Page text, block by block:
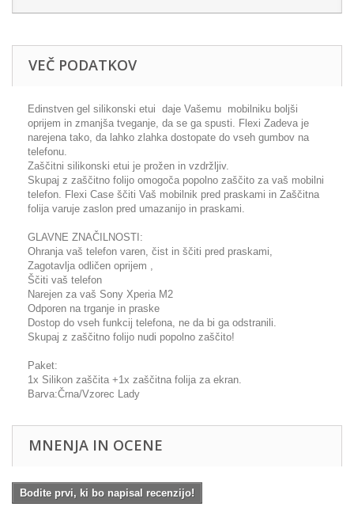
VEČ PODATKOV
Edinstven gel silikonski etui daje Vašemu mobilniku boljši
oprijem in zmanjša tveganje, da se ga spusti. Flexi Zadeva je
narejena tako, da lahko zlahka dostopate do vseh gumbov na
telefonu.
Zaščitni silikonski etui je prožen in vzdržljiv.
Skupaj z zaščitno folijo omogoča popolno zaščito za vaš mobilni
telefon. Flexi Case ščiti Vaš mobilnik pred praskami in Zaščitna
folija varuje zaslon pred umazanijo in praskami.
GLAVNE ZNAČILNOSTI:
Ohranja vaš telefon varen, čist in ščiti pred praskami,
Zagotavlja odličen oprijem ,
Ščiti vaš telefon
Narejen za vaš Sony Xperia M2
Odporen na trganje in praske
Dostop do vseh funkcij telefona, ne da bi ga odstranili.
Skupaj z zaščitno folijo nudi popolno zaščito!
Paket:
1x Silikon zaščita +1x zaščitna folija za ekran.
Barva:Črna/Vzorec Lady
MNENJA IN OCENE
Bodite prvi, ki bo napisal recenzijo!